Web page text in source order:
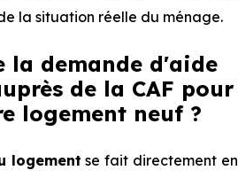
la situation réelle du ménage.
la demande d'aide
de la CAF pour
logement neuf ?
logement se fait directement en